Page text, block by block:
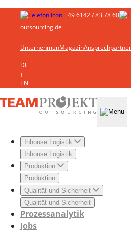
+49 6142 / 83 78 60
outsourcing.de
UnternehmenMagazinAnsprechpartner
DE
|
EN
Inhouse Logistik
Inhouse Logistik
Produktion
Produktion
Qualität und Sicherheit
Qualität und Sicherheit
Prozessanalytik
Jobs